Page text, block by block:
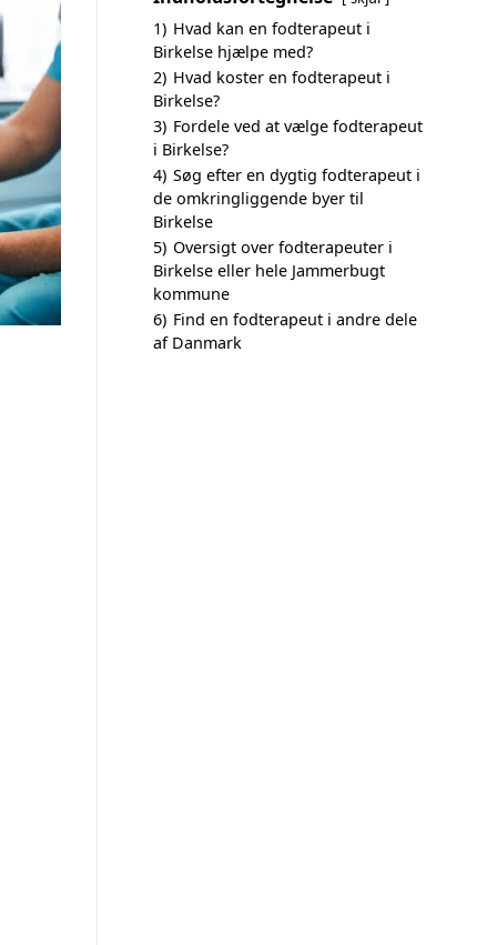
1) Hvad kan en fodterapeut i
Birkelse hjælpe med?
2) Hvad koster en fodterapeut i
Birkelse?
3) Fordele ved at vælge fodterapeut
i Birkelse?
4) Søg efter en dygtig fodterapeut i
de omkringliggende byer til
Birkelse
5) Oversigt over fodterapeuter i
Birkelse eller hele Jammerbugt
kommune
6) Find en fodterapeut i andre dele
af Danmark